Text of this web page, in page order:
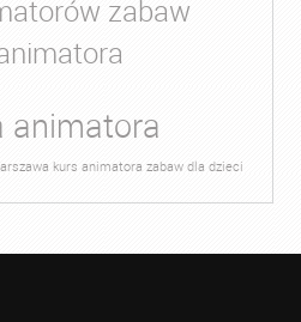
zabaw
animatora
kurs animatora zabaw dla dzieci